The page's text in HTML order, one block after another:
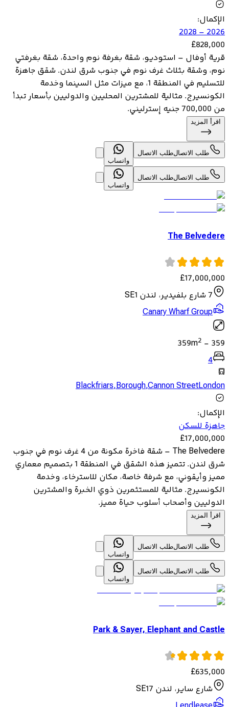
الإكمال:
2026 – 2028
£828,000
قرية أوفال – استوديو، شقة بغرفة نوم واحدة، شقة بغرفتي
نوم، وشقة بثلاث غرف نوم في جنوب شرق لندن. شقق جاهزة
للتسليم في المنطقة 1، مع ميزات مثل السينما وخدمة
الكونسيرج. مثالية للمشترين المحليين والدوليين بأسعار تبدأ
من 700,000 جنيه إسترليني.
اقرأ المزيد
طلب الاتصالطلب الاتصال
واتساب
طلب الاتصالطلب الاتصال
واتساب
The Belvedere
£17,000,000
7 شارع بلفيدير، لندن SE1
Canary Wharf Group
359
-
359m2
4
Blackfriars,Borough,Cannon StreetLondon
الإكمال:
جاهزة للسكن
£17,000,000
The Belvedere – شقة فاخرة مكونة من 4 غرف نوم في جنوب
شرق لندن. تتميز هذه الشقق في المنطقة 1 بتصميم معماري
مميز وأيقوني، مع شرفة خاصة، مكان للاسترخاء، وخدمة
الكونسيرج. مثالية للمستثمرين ذوي الخبرة والمشترين
الدوليين وأصحاب أسلوب حياة مميز.
اقرأ المزيد
طلب الاتصالطلب الاتصال
واتساب
طلب الاتصالطلب الاتصال
واتساب
Park & Sayer, Elephant and Castle
£635,000
شارع ساير، لندن SE17